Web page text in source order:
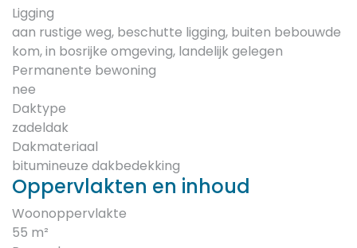
Ligging
aan rustige weg, beschutte ligging, buiten bebouwde
kom, in bosrijke omgeving, landelijk gelegen
Permanente bewoning
nee
Daktype
zadeldak
Dakmateriaal
bitumineuze dakbedekking
Oppervlakten en inhoud
Woonoppervlakte
55 m²